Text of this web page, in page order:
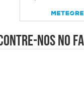
nos no